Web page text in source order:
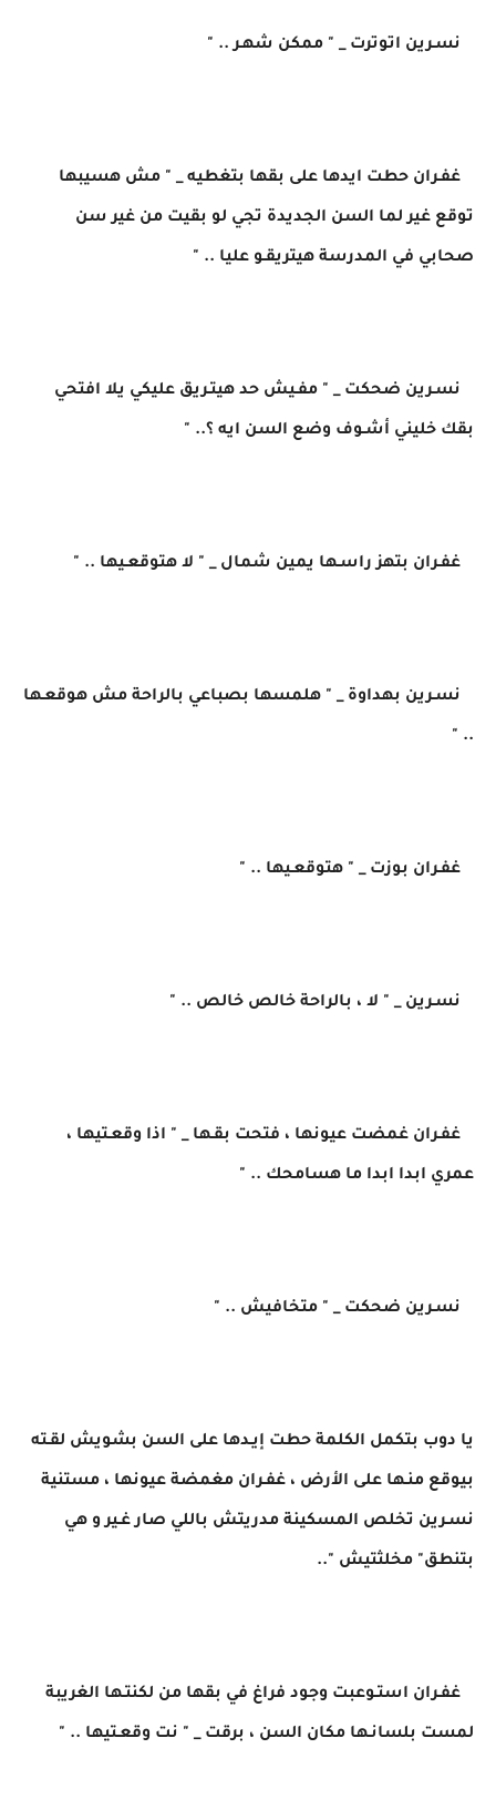
نسـرين اتوترت _ " ممكن شهـر .. "
غفـران حطت ايدها على بقها بتغطيه _ " مش هسيبها
توقع غير لما السن الجديدة تجي لو بقيت من غير سن
صحابي في المدرسة هيتريقـو عليا .. "
نسـرين ضحكت _ " مفـيش حد هيتـريق عليكي يلا افتحي
بقك خليني أشـوف وضع السن ايه ؟.. "
غفـران بتهز راسـها يمين شمال _ " لا هتوقعـيها .. "
نسـرين بهداوة _ " هلمسها بصباعي بالراحة مش هوقعـها
.. "
غفـران بوزت _ " هتوقعـيها .. "
نسـرين _ " لا ، بالراحة خالص خالص .. "
غفـران غمضت عيونها ، فتحت بقـها _ " اذا وقعـتيها ،
عمري ابدا ابدا ما هسامحك .. "
نسـرين ضحكت _ " متخافيش .. "
يا دوب بتكمل الكلمة حطت إيـدها على السن بشويش لقـته
بيوقع منـها على الأرض ، غفـران مغمضة عيونها ، مستنية
نسـرين تخلص المسكينة مدريتش باللي صار غـير و هي
بتنطق" مخلثتيش "..
غفـران استـوعبت وجود فراغ في بقها من لكنتـها الغريبة
لمست بلسانـها مكان السن ، برقت _ " نت وقعـتيها .. "